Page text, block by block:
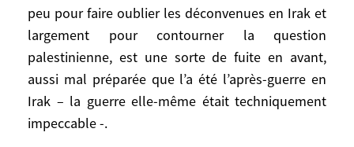
peu pour faire oublier les déconvenues en Irak et
largement pour contourner la question
palestinienne, est une sorte de fuite en avant,
aussi mal préparée que l’a été l’après-guerre en
Irak – la guerre elle-même était techniquement
impeccable -.
Il y a aussi: comment promouvoir la
démocratie au Proche-Orient?
La question ne se pose que parce que
nous prétendons avoir la légitimité et la
capacité pour le faire. Est-ce si simple? La
démocratie peut elle être imposée de